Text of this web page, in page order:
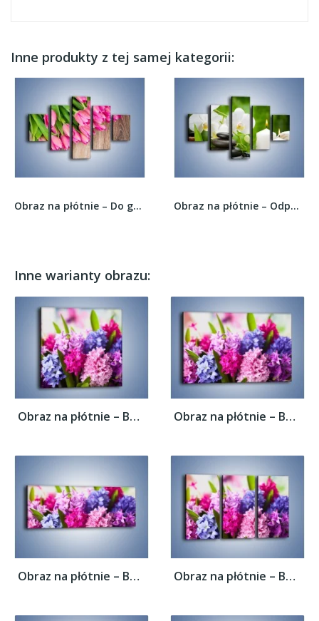
Inne produkty z tej samej kategorii:
Obraz na płótnie – Do góry nogami z tulipanami... Obraz na płótnie – Odpoczynek przy kwiatach –...
Inne warianty obrazu:
Obraz na płótnie – Bajkowy świat hiacyntów... Obraz na płótnie – Bajkowy świat hiacyntów...
Obraz na płótnie – Bajkowy świat hiacyntów... Obraz na płótnie – Bajkowy świat hiacyntów...